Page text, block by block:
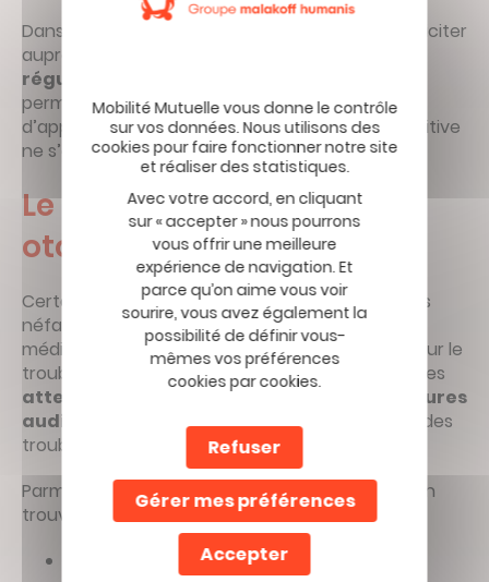
Dans tous les cas, la vigilance est de mise et solliciter
auprès de son médecin traitant des
réguliers
permet notamment de trouver des solutions
d’appareillage adaptées avant que la perte auditive
ne s’aggrave.
Le rôle des médicaments
ototoxiques
Certains médicaments peuvent avoir des effets
néfastes sur l’audition, on les appelle les
médicaments ototoxiques. Bien qu’efficaces pour le
trouble qu’ils visent à soigner, certaines molécules
atteignent de manière négative les structures
auditives de l’oreille interneet provoquent des
troubles auditifs temporaires ou permanents.
Parmi les médicaments ototoxiques courants, on
trouve :
Certains antibiotiques
Avec votre accord, en cliquant
sur « accepter » nous pourrons
vous offrir une meilleure
expérience de navigation. Et
parce qu’on aime vous voir
sourire, vous avez également la
possibilité de définir vous-
mêmes vos préférences
cookies par cookies.
Refuser
Gérer mes préférences
Accepter